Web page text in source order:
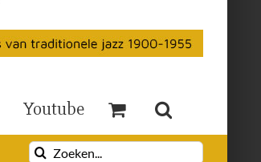
Youtube
Zoeken